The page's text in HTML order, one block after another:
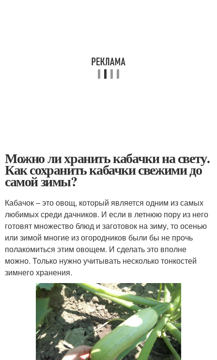
Можно ли хранить кабачки на свету.
Как сохранить кабачки свежими до
самой зимы?
Кабачок – это овощ, который является одним из самых
любимых среди дачников. И если в летнюю пору из него
готовят множество блюд и заготовок на зиму, то осенью
или зимой многие из огородников были бы не прочь
полакомиться этим овощем. И сделать это вполне
можно. Только нужно учитывать несколько тонкостей
зимнего хранения.